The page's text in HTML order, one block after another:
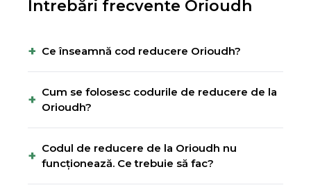
Întrebări frecvente Orioudh
+ Ce înseamnă cod reducere Orioudh?
+ Cum se folosesc codurile de reducere de la
Orioudh?
+ Codul de reducere de la Orioudh nu
funcționează. Ce trebuie să fac?